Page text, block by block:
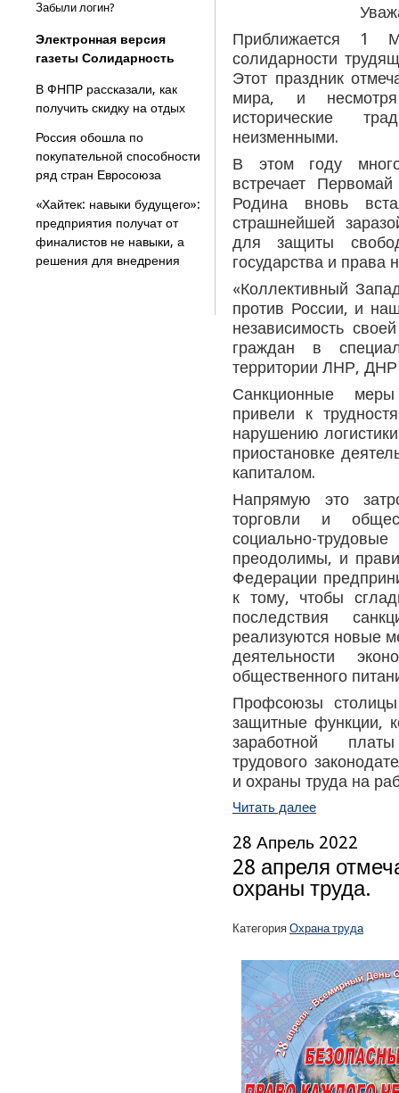
Забыли логин?
Электронная версия
газеты Солидарность
В ФНПР рассказали, как
получить скидку на отдых
Россия обошла по
покупательной способности
ряд стран Евросоюза
«Хайтек: навыки будущего»:
предприятия получат от
финалистов не навыки, а
решения для внедрения
Приближается 1
солидарности
Этот праздник
мира, и
исторические
неизменными.
В этом году
встречает
Родина вновь
страшнейшей
для защиты
государства и права
«Коллективный
против России, и
независимость
граждан в
территории ЛНР,
Санкционные
привели к
нарушению
приостановке
капиталом.
Напрямую это
торговли и
социально-
преодолимы, и
Федерации
к тому, чтобы
последствия
реализуются новые
деятельности
общественного
Профсоюзы
защитные функции,
заработной
трудового
и охраны труда на
Читать далее
28 Апрель 2022
28 апреля
охраны труда.
Категория Охрана труда